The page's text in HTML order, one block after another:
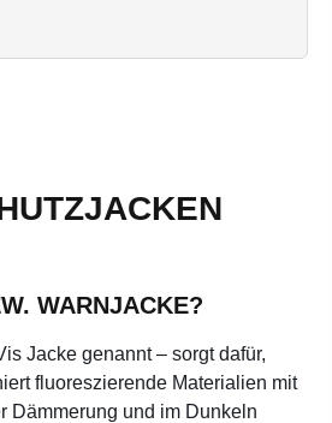
WARNJACKE?
Jacke genannt – sorgt dafür,
fluoreszierende Materialien mit
Dämmerung und im Dunkeln